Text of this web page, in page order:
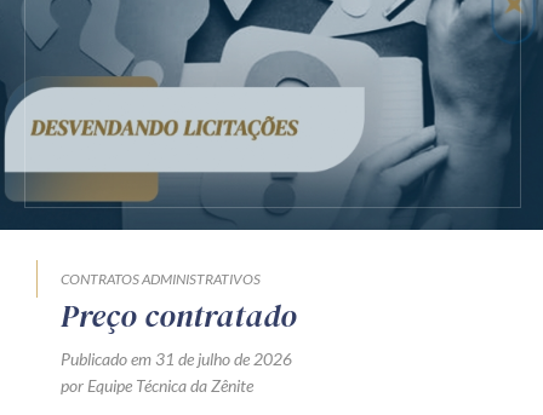
CONTRATOS ADMINISTRATIVOS
Preço contratado
Publicado em 31 de julho de 2026
por Equipe Técnica da Zênite